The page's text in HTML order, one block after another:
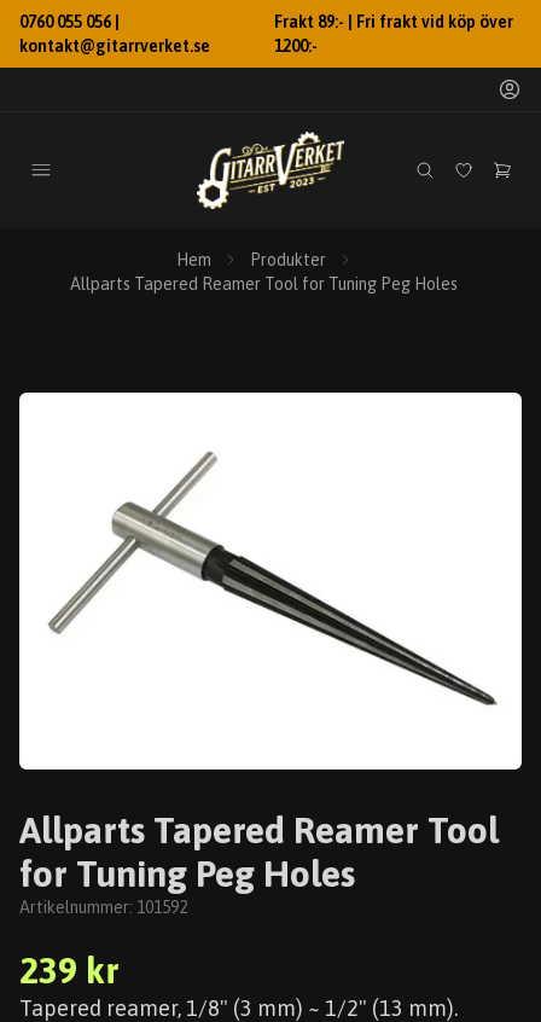
0760 055 056 |
kontakt@gitarrverket.se
Frakt 89:- | Fri frakt vid köp över
1200:-
Hem
Produkter
Allparts Tapered Reamer Tool for Tuning Peg Holes
Allparts Tapered Reamer Tool
for Tuning Peg Holes
Artikelnummer: 101592
239 kr
Tapered reamer, 1/8" (3 mm) ~ 1/2" (13 mm).